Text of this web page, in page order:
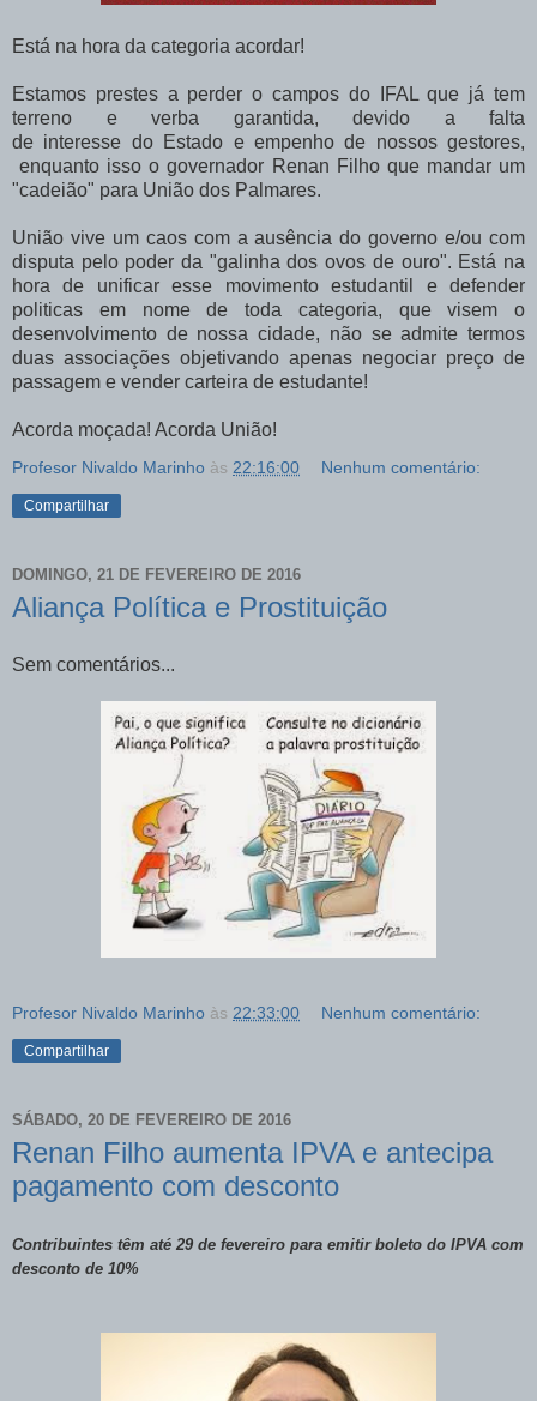
Está na hora da categoria acordar!
Estamos prestes a perder o campos do IFAL que já tem
terreno e verba garantida, devido a falta
de interesse do Estado e empenho de nossos gestores,
enquanto isso o governador Renan Filho que mandar um
"cadeião" para União dos Palmares.
União vive um caos com a ausência do governo e/ou com
disputa pelo poder da "galinha dos ovos de ouro". Está na
hora de unificar esse movimento estudantil e defender
politicas em nome de toda categoria, que visem o
desenvolvimento de nossa cidade, não se admite termos
duas associações objetivando apenas negociar preço de
passagem e vender carteira de estudante!
Acorda moçada! Acorda União!
Profesor Nivaldo Marinho às 22:16:00 Nenhum comentário:
Compartilhar
DOMINGO, 21 DE FEVEREIRO DE 2016
Aliança Política e Prostituição
Sem comentários...
Profesor Nivaldo Marinho às 22:33:00 Nenhum comentário:
Compartilhar
SÁBADO, 20 DE FEVEREIRO DE 2016
Renan Filho aumenta IPVA e antecipa
pagamento com desconto
Contribuintes têm até 29 de fevereiro para emitir boleto do IPVA com
desconto de 10%